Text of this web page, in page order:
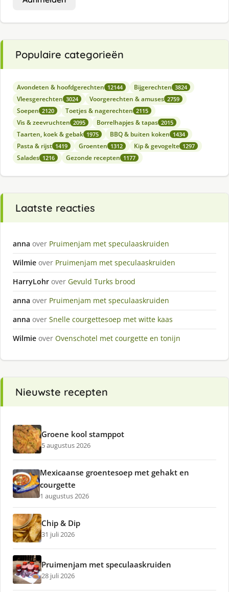
Populaire categorieën
Avondeten & hoofdgerechten 12144 Bijgerechten 3824
Vleesgerechten 3024 Voorgerechten & amuses 2759
Soepen 2120 Toetjes & nagerechten 2115
Vis & zeevruchten 2095 Borrelhapjes & tapas 2015
Taarten, koek & gebak 1975 BBQ & buiten koken 1434
Pasta & rijst 1419 Groenten 1312 Kip & gevogelte 1297
Salades 1216 Gezonde recepten 1177
Laatste reacties
anna over Pruimenjam met speculaaskruiden
Wilmie over Pruimenjam met speculaaskruiden
HarryLohr over Gevuld Turks brood
anna over Pruimenjam met speculaaskruiden
anna over Snelle courgettesoep met witte kaas
Wilmie over Ovenschotel met courgette en tonijn
Nieuwste recepten
Groene kool stamppot
5 augustus 2026
Mexicaanse groentesoep met gehakt en
courgette
1 augustus 2026
Chip & Dip
31 juli 2026
Pruimenjam met speculaaskruiden
28 juli 2026